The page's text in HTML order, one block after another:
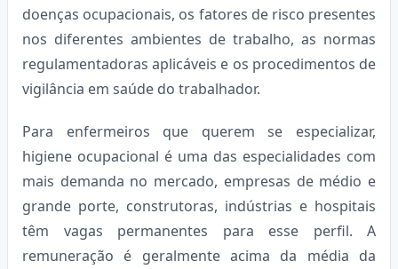
doenças ocupacionais, os fatores de risco presentes
nos diferentes ambientes de trabalho, as normas
regulamentadoras aplicáveis e os procedimentos de
vigilância em saúde do trabalhador.
Para enfermeiros que querem se especializar,
higiene ocupacional é uma das especialidades com
mais demanda no mercado, empresas de médio e
grande porte, construtoras, indústrias e hospitais
têm vagas permanentes para esse perfil. A
remuneração é geralmente acima da média da